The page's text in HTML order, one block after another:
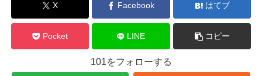
X Facebook はてブ
Pocket LINE コピー
101をフォローする